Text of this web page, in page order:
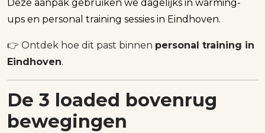
Deze aanpak gebruiken we dagelijks in warming-
ups en personal training sessies in Eindhoven.
👉 Ontdek hoe dit past binnen personal training in
Eindhoven.
De 3 loaded bovenrug
bewegingen